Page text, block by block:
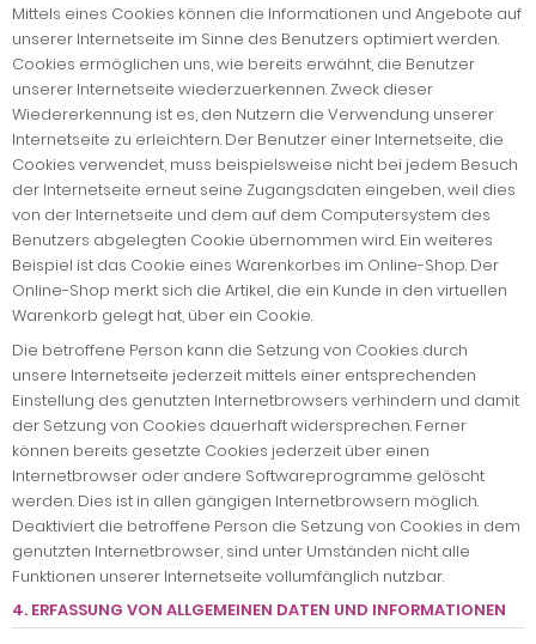
Mittels eines Cookies können die Informationen und Angebote auf
unserer Internetseite im Sinne des Benutzers optimiert werden.
Cookies ermöglichen uns, wie bereits erwähnt, die Benutzer
unserer Internetseite wiederzuerkennen. Zweck dieser
Wiedererkennung ist es, den Nutzern die Verwendung unserer
Internetseite zu erleichtern. Der Benutzer einer Internetseite, die
Cookies verwendet, muss beispielsweise nicht bei jedem Besuch
der Internetseite erneut seine Zugangsdaten eingeben, weil dies
von der Internetseite und dem auf dem Computersystem des
Benutzers abgelegten Cookie übernommen wird. Ein weiteres
Beispiel ist das Cookie eines Warenkorbes im Online-Shop. Der
Online-Shop merkt sich die Artikel, die ein Kunde in den virtuellen
Warenkorb gelegt hat, über ein Cookie.
Die betroffene Person kann die Setzung von Cookies durch
unsere Internetseite jederzeit mittels einer entsprechenden
Einstellung des genutzten Internetbrowsers verhindern und damit
der Setzung von Cookies dauerhaft widersprechen. Ferner
können bereits gesetzte Cookies jederzeit über einen
Internetbrowser oder andere Softwareprogramme gelöscht
werden. Dies ist in allen gängigen Internetbrowsern möglich.
Deaktiviert die betroffene Person die Setzung von Cookies in dem
genutzten Internetbrowser, sind unter Umständen nicht alle
Funktionen unserer Internetseite vollumfänglich nutzbar.
4. ERFASSUNG VON ALLGEMEINEN DATEN UND INFORMATIONEN